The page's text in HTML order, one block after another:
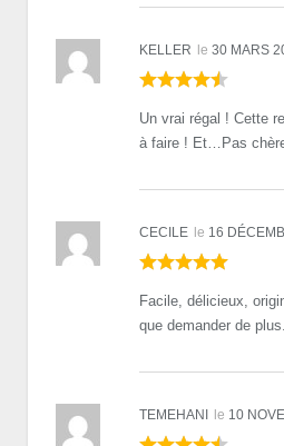
KELLER le 30 MARS
Un vrai régal ! Cette
à faire ! Et…Pas
CECILE le 16
Facile, délicieux,
que demander de plus.
TEMEHANI le 10